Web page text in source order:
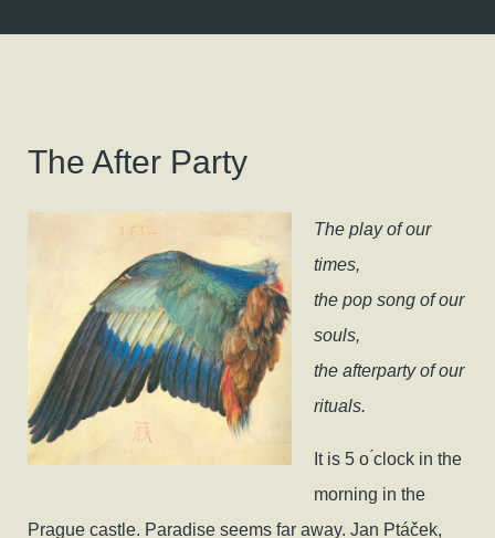
The After Party
The play of our
times,
the pop song of our
souls,
the afterparty of our
rituals.
​It is 5 o ́clock in the
morning in the
Prague castle. Paradise seems far away. Jan Ptáček,